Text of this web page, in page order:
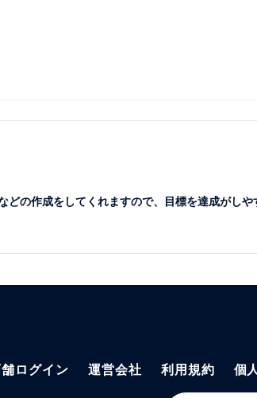
の作成をしてくれますので、目標を達成がしや
ログイン 運営会社 利用規約 個